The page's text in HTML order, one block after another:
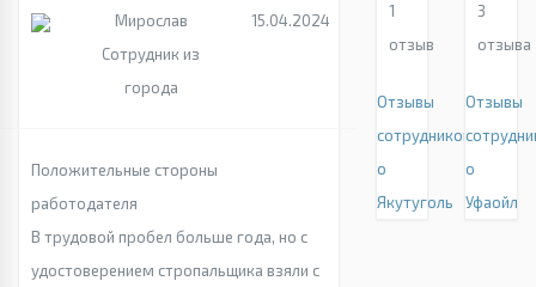
Мирослав
Сотрудник из
города
15.04.2024
Положительные стороны
работодателя
В трудовой пробел больше года, но с
удостоверением стропальщика взяли с
1
отзыв
Отзывы
сотрудников
о
Якутуголь
3
отзыва
Отзывы
о
Уфаойл